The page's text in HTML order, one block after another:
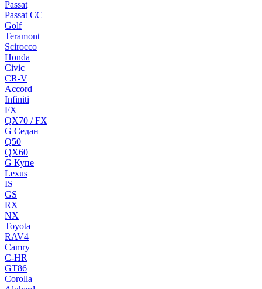
Passat
Passat CC
Golf
Teramont
Scirocco
Honda
Civic
CR-V
Accord
Infiniti
FX
QX70 / FX
G Cедан
Q50
QX60
G Купе
Lexus
IS
GS
RX
NX
Toyota
RAV4
Camry
C-HR
GT86
Corolla